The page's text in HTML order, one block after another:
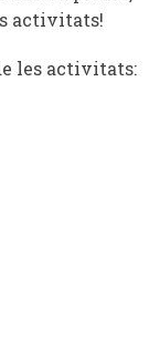
activitats!
les activitats: